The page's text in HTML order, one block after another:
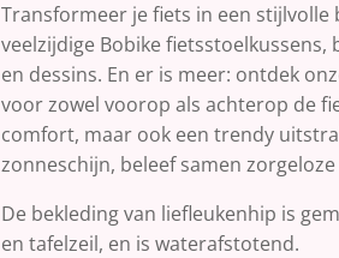
Transformeer je fiets in een stijlvolle
veelzijdige Bobike
en dessins. En er is meer: ontdek
voor zowel voorop als achterop de
comfort, maar ook een trendy
zonneschijn, beleef samen
De bekleding van liefleukenhip is
en tafelzeil, en is waterafstotend.